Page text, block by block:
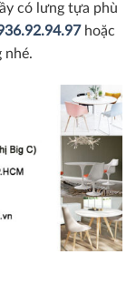
có lưng tựa phù
hoặc
nhé.